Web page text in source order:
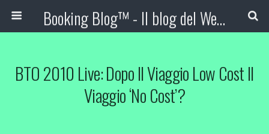
Booking Blog™ - Il blog del Web Marketing Turistico
BTO 2010 Live: Dopo Il Viaggio Low Cost Il
Viaggio ‘no Cost’?